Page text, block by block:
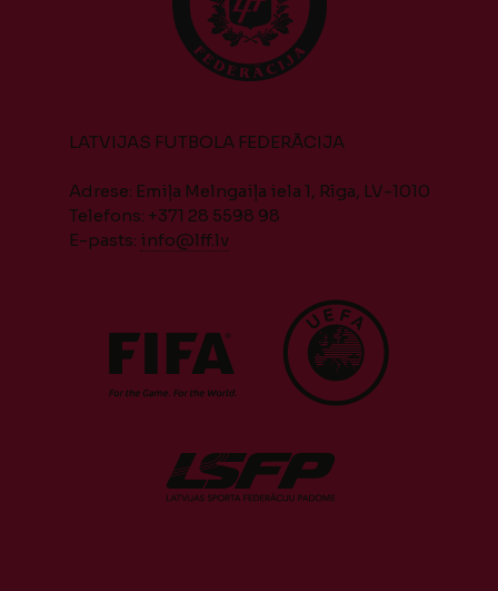
LATVIJAS FUTBOLA FEDERĀCIJA
Adrese: Emiļa Melngaiļa iela 1, Rīga, LV-1010
Telefons: +371 28 5598 98
E-pasts: info@lff.lv